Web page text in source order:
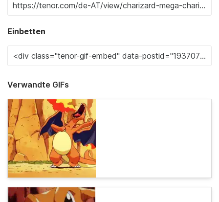
Einbetten
Verwandte GIFs